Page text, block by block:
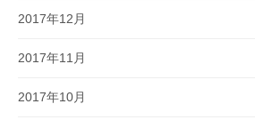
2017年12月
2017年11月
2017年10月